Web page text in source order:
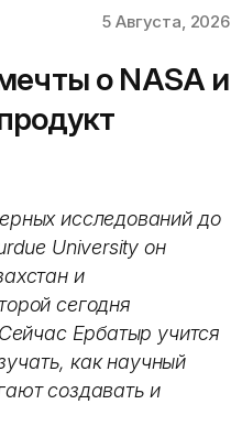
5 Августа, 2026
о NASA и
исследований до
University он
и
сегодня
Ербатыр учится
как научный
создавать и